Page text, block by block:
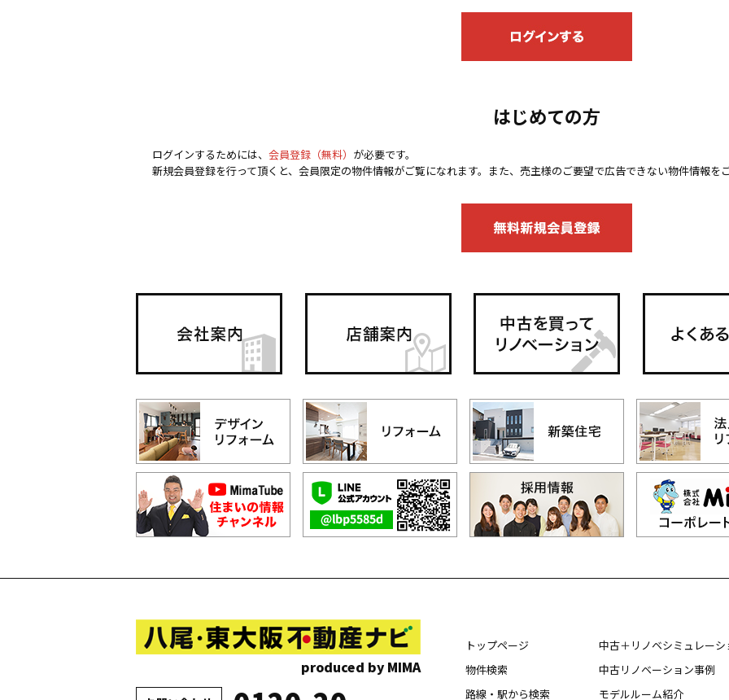
はじめての方
ログインするためには、 会員登録（無料） が必要です。
新規会員登録を行って頂くと、会員限定の物件情報がご覧になれます。また、売主様のご要望で広告できない物件情報を
produced by MIMA
トップページ
物件検索
路線・駅から検索
中古＋リノベシミュレーシ
中古リノベーション事例
モデルルーム紹介